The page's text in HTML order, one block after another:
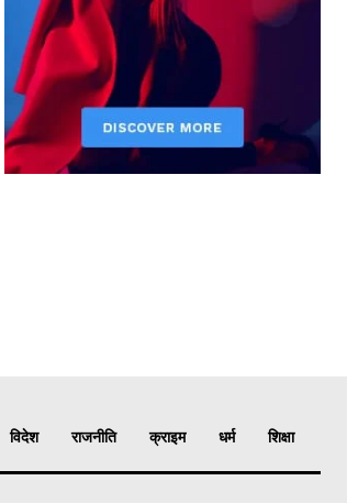
विदेश राजनीति क्राइम धर्म शिक्षा